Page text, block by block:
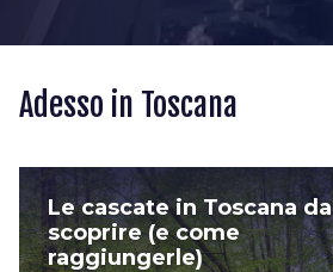
Adesso in Toscana
Le cascate in Toscana da
scoprire (e come
raggiungerle)